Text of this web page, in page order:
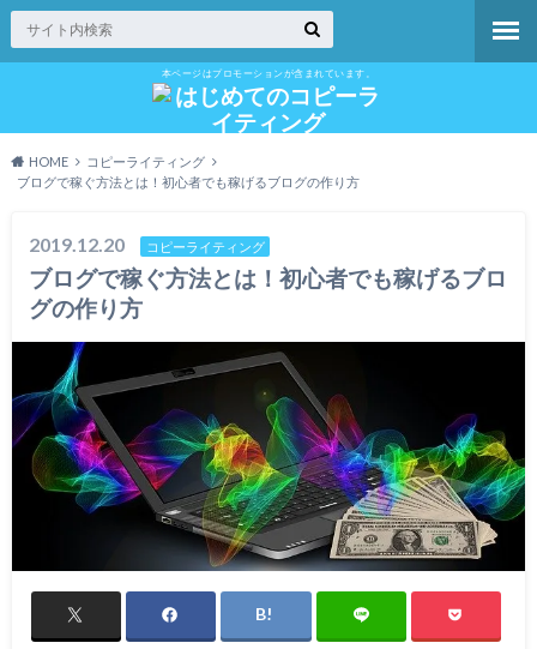
本ページはプロモーションが含まれています。
HOME
コピーライティング
ブログで稼ぐ方法とは！初心者でも稼げるブログの作り方
2019.12.20 コピーライティング
ブログで稼ぐ方法とは！初心者でも稼げるブロ
グの作り方